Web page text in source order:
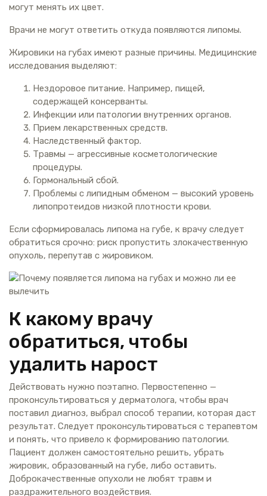
могут менять их цвет.
Врачи не могут ответить откуда появляются липомы.
Жировики на губах имеют разные причины. Медицинские
исследования выделяют:
Нездоровое питание. Например, пищей,
содержащей консерванты.
Инфекции или патологии внутренних органов.
Прием лекарственных средств.
Наследственный фактор.
Травмы — агрессивные косметологические
процедуры.
Гормональный сбой.
Проблемы с липидным обменом — высокий уровень
липопротеидов низкой плотности крови.
Если сформировалась липома на губе, к врачу следует
обратиться срочно: риск пропустить злокачественную
опухоль, перепутав с жировиком.
К какому врачу
обратиться, чтобы
удалить нарост
Действовать нужно поэтапно. Первостепенно —
проконсультироваться у дерматолога, чтобы врач
поставил диагноз, выбрал способ терапии, которая даст
результат. Следует проконсультироваться с терапевтом
и понять, что привело к формированию патологии.
Пациент должен самостоятельно решить, убрать
жировик, образованный на губе, либо оставить.
Доброкачественные опухоли не любят травм и
раздражительного воздействия.